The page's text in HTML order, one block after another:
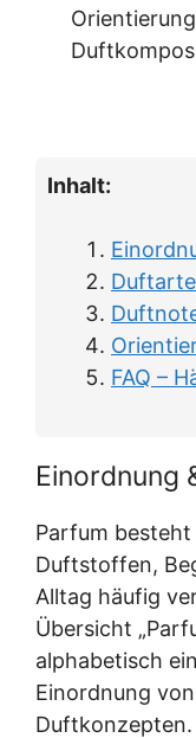
Inhalt:
FAQ –
Einordnung
Parfum besteht
Duftstoffen,
Alltag häufig
Übersicht
alphabetisch
Einordnung
Duftkonzepten.